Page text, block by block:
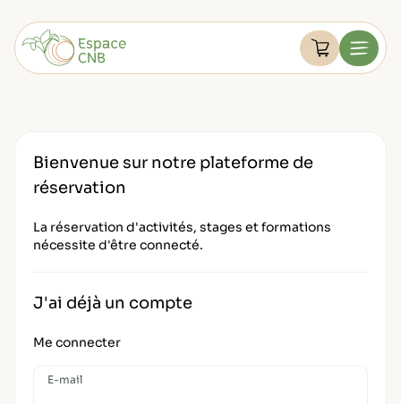
contenu
Retourner à l'accueil
Devenir membre
FAQ
Voir leMenu
Bienvenue sur notre plateforme de
réservation
La réservation d'activités, stages et formations
nécessite d'être connecté.
J'ai déjà un compte
Me connecter
E-mail